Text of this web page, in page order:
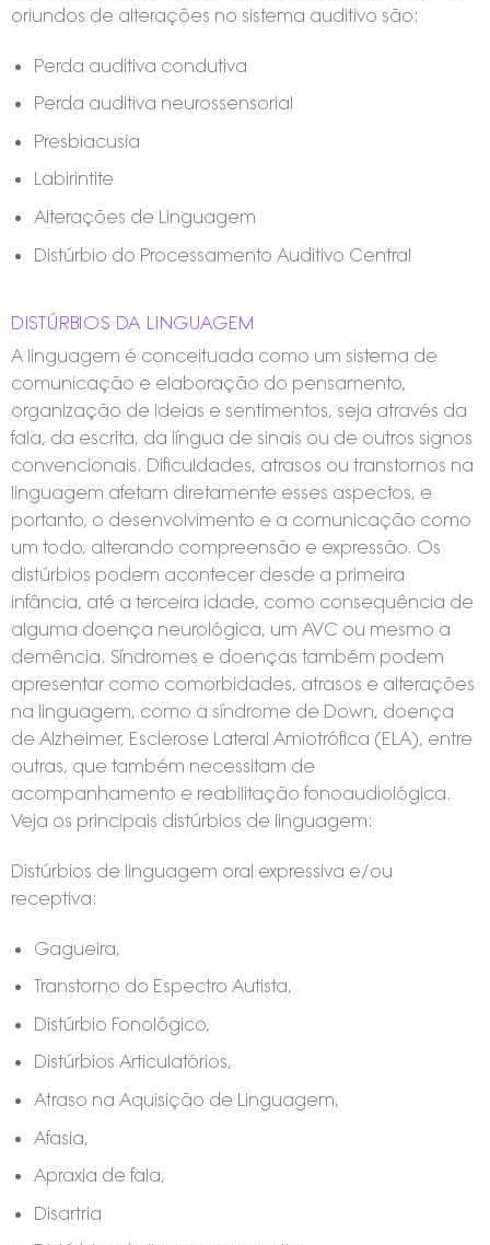
oriundos de alterações no sistema auditivo são:
Perda auditiva condutiva
Perda auditiva neurossensorial
Presbiacusia
Labirintite
Alterações de Linguagem
Distúrbio do Processamento Auditivo Central
DISTÚRBIOS DA LINGUAGEM
A linguagem é conceituada como um sistema de
comunicação e elaboração do pensamento,
organização de ideias e sentimentos, seja através da
fala, da escrita, da língua de sinais ou de outros signos
convencionais. Dificuldades, atrasos ou transtornos na
linguagem afetam diretamente esses aspectos, e
portanto, o desenvolvimento e a comunicação como
um todo, alterando compreensão e expressão. Os
distúrbios podem acontecer desde a primeira
infância, até a terceira idade, como consequência de
alguma doença neurológica, um AVC ou mesmo a
demência. Síndromes e doenças também podem
apresentar como comorbidades, atrasos e alterações
na linguagem, como a síndrome de Down, doença
de Alzheimer, Esclerose Lateral Amiotrófica (ELA), entre
outras, que também necessitam de
acompanhamento e reabilitação fonoaudiológica.
Veja os principais distúrbios de linguagem:
Distúrbios de linguagem oral expressiva e/ou
receptiva:
Gagueira,
Transtorno do Espectro Autista,
Distúrbio Fonológico,
Distúrbios Articulatórios,
Atraso na Aquisição de Linguagem,
Afasia,
Apraxia de fala,
Disartria